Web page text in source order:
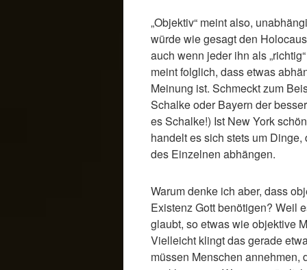
„Objektiv“ meint also,
würde wie gesagt den
auch wenn jeder ihn als
meint folglich, dass etwas
Meinung ist. Schmeckt zum
Schalke oder Bayern der
es Schalke!) Ist New York
handelt es sich stets um
des Einzelnen abhängen.
Warum denke ich aber, dass
Existenz Gott benötigen? Weil
glaubt, so etwas wie objektive
Vielleicht klingt das gerade
müssen Menschen annehmen,